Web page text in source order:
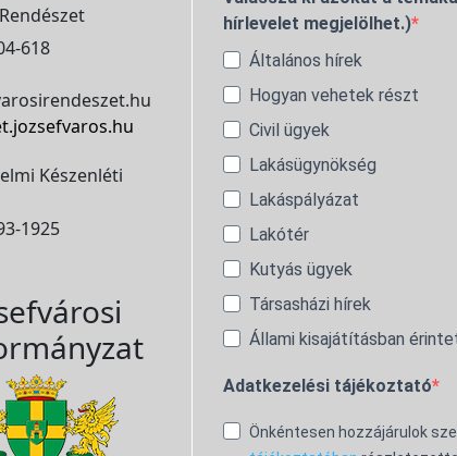
618
Készenléti
1925
hírlevelet megjelölhet.)
Általános hírek
Hogyan vehetek részt
Civil ügyek
Lakásügynökség
Lakáspályázat
Lakótér
Kutyás ügyek
Társasházi hírek
Állami kisajátításban
Adatkezelési tájékoztató
Önkéntesen hozzájárulok